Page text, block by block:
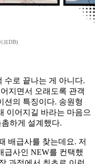
프DB)
수로 끝나는 게 아니다.
지면서 오래도록 관객
션의 특징이다. 송원형
이어지길 바라는 마음으
촘하게 설계했다.
배급사를 찾는데요. 저
급사인 NEW를 컨택했